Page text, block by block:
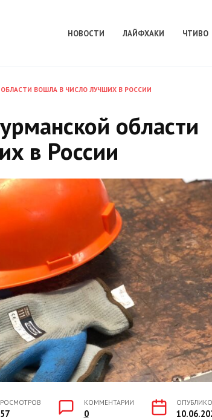
НОВОСТИ ЛАЙФХАКИ ЧТИВО
ВОШЛА В ЧИСЛО ЛУЧШИХ В РОССИИ
области
в России
КОММЕНТАРИИ
0